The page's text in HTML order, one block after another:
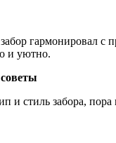
гармонировал с
и уютно.
и стиль забора,